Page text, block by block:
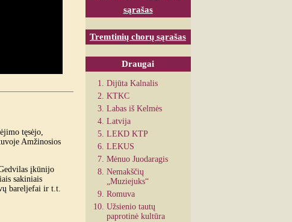
tęsėjo,
Amžinosios
įkūnijo
sakiniais
bareljefai ir t.t.
sąrašas
Tremtinių chorų sąrašas
Draugai
Dijūta Kalnalis
KTKC
Labas iš Kelmės
Latvija
LEKD KTP
LEKUS
Mėnuo Juodaragis
Nemakščių
„Muziejuks“
Romuva
Užsienio tautų
paprotinė kultūra